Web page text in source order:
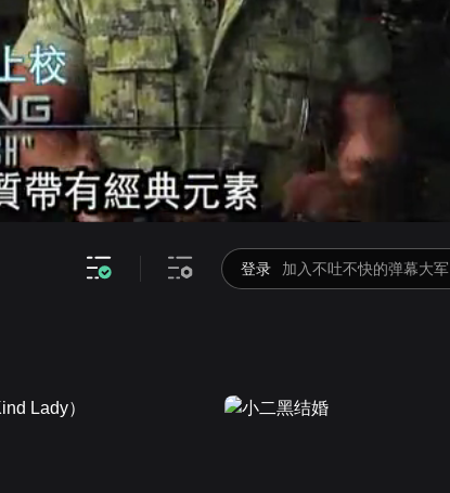
高清 倍速
循环播放
画面色彩调整
饱和度
对比度
登录 加入不吐不快的弹幕大军